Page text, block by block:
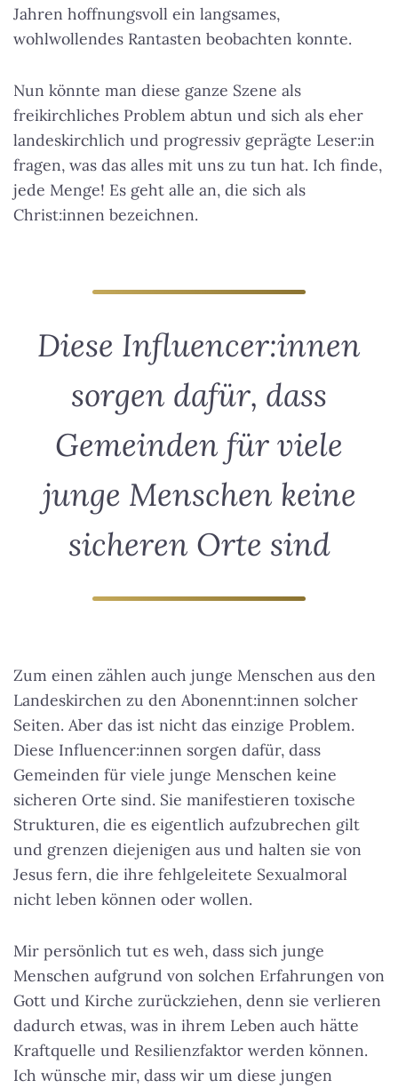
Jahren hoffnungsvoll ein langsames,
wohlwollendes Rantasten beobachten konnte.
Nun könnte man diese ganze Szene als
freikirchliches Problem abtun und sich als eher
landeskirchlich und progressiv geprägte Leser:in
fragen, was das alles mit uns zu tun hat. Ich finde,
jede Menge! Es geht alle an, die sich als
Christ:innen bezeichnen.
Diese Influencer:innen
sorgen dafür, dass
Gemeinden für viele
junge Menschen keine
sicheren Orte sind
Zum einen zählen auch junge Menschen aus den
Landeskirchen zu den Abonennt:innen solcher
Seiten. Aber das ist nicht das einzige Problem.
Diese Influencer:innen sorgen dafür, dass
Gemeinden für viele junge Menschen keine
sicheren Orte sind. Sie manifestieren toxische
Strukturen, die es eigentlich aufzubrechen gilt
und grenzen diejenigen aus und halten sie von
Jesus fern, die ihre fehlgeleitete Sexualmoral
nicht leben können oder wollen.
Mir persönlich tut es weh, dass sich junge
Menschen aufgrund von solchen Erfahrungen von
Gott und Kirche zurückziehen, denn sie verlieren
dadurch etwas, was in ihrem Leben auch hätte
Kraftquelle und Resilienzfaktor werden können.
Ich wünsche mir, dass wir um diese jungen